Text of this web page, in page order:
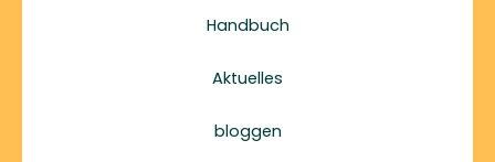
Handbuch
Aktuelles
bloggen